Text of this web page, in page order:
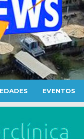
EVENTOS